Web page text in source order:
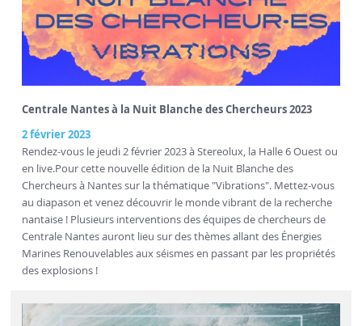
Centrale Nantes à la Nuit Blanche des Chercheurs 2023
2 février 2023
Rendez-vous le jeudi 2 février 2023 à Stereolux, la Halle 6 Ouest ou
en live.Pour cette nouvelle édition de la Nuit Blanche des
Chercheurs à Nantes sur la thématique "Vibrations". Mettez-vous
au diapason et venez découvrir le monde vibrant de la recherche
nantaise ! Plusieurs interventions des équipes de chercheurs de
Centrale Nantes auront lieu sur des thèmes allant des Énergies
Marines Renouvelables aux séismes en passant par les propriétés
des explosions !